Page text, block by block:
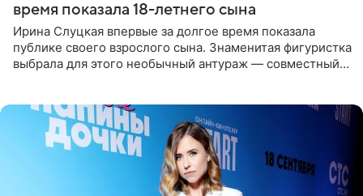
время показала 18-летнего сына
Ирина Слуцкая впервые за долгое время показала
публике своего взрослого сына. Знаменитая фигуристка
выбрала для этого необычный антураж — совместный